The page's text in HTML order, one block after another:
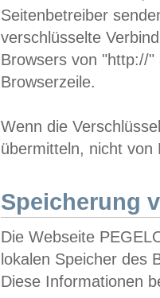
Seitenbetreiber
verschlüsselte
Browsers von "http://
Browserzeile.
Wenn die
übermitteln, nicht von
Speicherung
Die Webseite
lokalen Speicher des
Diese Informationen